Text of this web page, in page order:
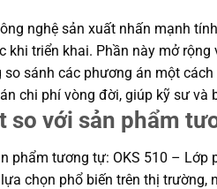
nghệ sản xuất nhấn mạnh
khi triển khai. Phần này mở
sánh các phương án một
chi phí vòng đời, giúp kỹ sư
so với sản phẩm
phẩm tương tự: OKS 510 –
chọn phổ biến trên thị